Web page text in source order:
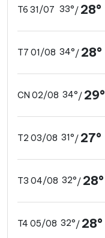
T6 31/07 33°/ 28°
T7 01/08 34°/ 28°
CN 02/08 34°/ 29°
T2 03/08 31°/ 27°
T3 04/08 32°/ 28°
T4 05/08 32°/ 28°